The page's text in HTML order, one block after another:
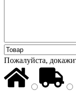
Пожалуйста,